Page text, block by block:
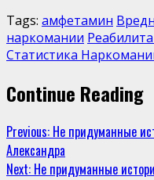
Tags: амфетамин
наркомании
Статистика
Continue Reading
Previous: Не придуманные
Александра
Next: Не придуманные